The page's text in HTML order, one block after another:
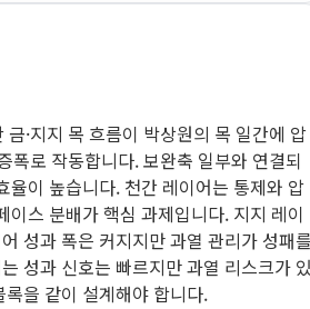
·지지 목 흐름이 박상원의 목 일간에 압
폭로 작동합니다. 보완축 일부와 연결되
율이 높습니다. 천간 레이어는 통제와 압
이스 분배가 핵심 과제입니다. 지지 레이
성과 폭은 커지지만 과열 관리가 성패
성과 신호는 빠르지만 과열 리스크가
을 같이 설계해야 합니다.